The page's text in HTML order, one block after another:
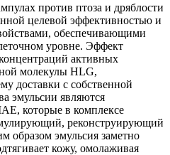
против птоза и дряблости
целевой эффективностью и
обеспечивающими
уровне. Эффект
активных
молекулы HLG,
доставки с собственной
эмульсии являются
которые в комплексе
реконструирующий
образом эмульсия заметно
кожу, омолаживая